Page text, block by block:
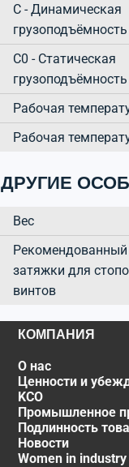
C - Динамическая
грузоподъёмность
C0 - Статическая
грузоподъёмность
Рабочая
Рабочая
ДРУГИЕ
Вес
затяжки для
винтов
КОМПАНИЯ
О нас
Ценности и
KCO
Промышленное
Подлинность
Новости
Women in industry